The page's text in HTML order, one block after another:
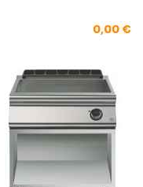
0,00 €